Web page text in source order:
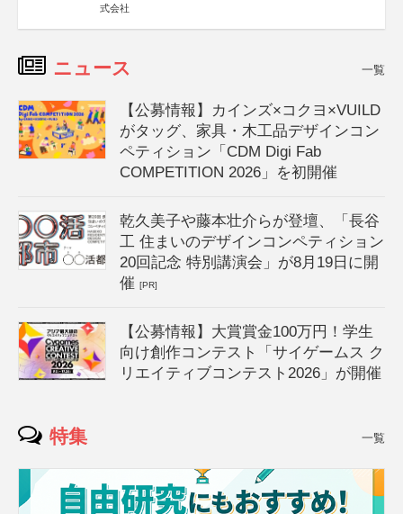
式会社
ニュース 一覧
【公募情報】カインズ×コクヨ×VUILD
がタッグ、家具・木工品デザインコン
ペティション「CDM Digi Fab
COMPETITION 2026」を初開催
乾久美子や藤本壮介らが登壇、「長谷
工 住まいのデザインコンペティション
20回記念 特別講演会」が8月19日に開
催[PR]
【公募情報】大賞賞金100万円！学生
向け創作コンテスト「サイゲームス ク
リエイティブコンテスト2026」が開催
特集 一覧